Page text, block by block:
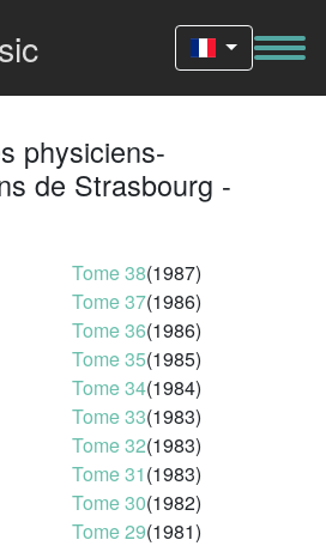
physiciens-
de Strasbourg -
Tome 38(1987)
Tome 37(1986)
Tome 36(1986)
Tome 35(1985)
Tome 34(1984)
Tome 33(1983)
Tome 32(1983)
Tome 31(1983)
Tome 30(1982)
Tome 29(1981)